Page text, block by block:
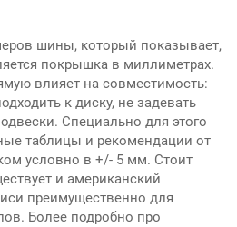
шины, который показывает,
покрышка в миллиметрах.
влияет на совместимость:
к диску, не задевать
Специально для этого
таблицы и рекомендации от
условно в +/- 5 мм. Стоит
и американский
преимущественно для
Более подробно про